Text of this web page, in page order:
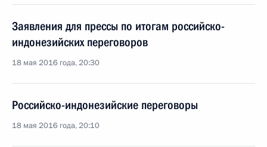
Заявления для прессы по итогам российско-
индонезийских переговоров
18 мая 2016 года, 20:30
Российско-индонезийские переговоры
18 мая 2016 года, 20:10